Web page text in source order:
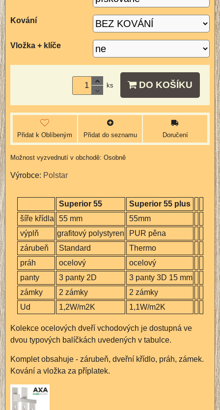
Kování
Vložka + klíče
ks DO KOŠÍKU
Přidat k Oblíbeným Přidat do seznamu Doručení
Osobně
Výrobce: Polstar
Superior 55
Superior 55 plus
šíře křídla
55 mm
55mm
výplň
grafitový polystyren
PUR pěna
zárubeň
Standard
Thermo
práh
ocelový
ocelový
panty
3 panty 2D
3 panty 3D 15 mm
zámky
2 zámky
2 zámky
Ud
1,2W/m2K 1,1W/m2K
Kolekce ocelových dveří vchodových je dostupná ve
dvou typových balíčkách uvedených v tabulce.
Komplet obsahuje - zárubeň, dveřní křídlo, práh, zámek.
Kování a vložka za příplatek.